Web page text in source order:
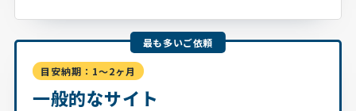
目安納期：1～2ヶ月
一般的なサイト